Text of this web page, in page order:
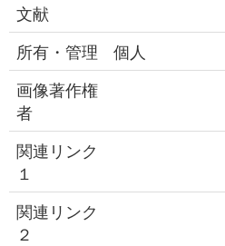
文献
所有・管理
個人
画像著作権
者
関連リンク
１
関連リンク
２